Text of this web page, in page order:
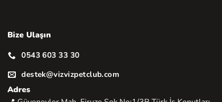
Bize Ulaşın
0543 603 33 30
destek@vizvizpetclub.com
Adres